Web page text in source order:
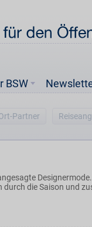
BSW
Partner
durch die Saison und